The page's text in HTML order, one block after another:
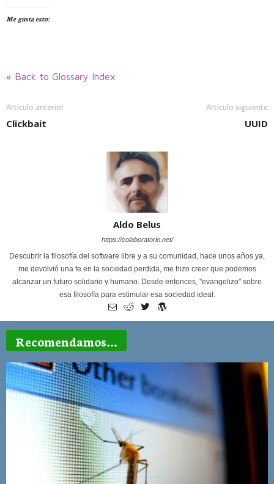
Me gusta esto:
« Back to Glossary Index
Artículo anterior
Clickbait
Artículo siguiente
UUID
Aldo Belus
https://colaboratorio.net/
Descubrir la filosofía del software libre y a su comunidad, hace unos años ya,
me devolvió una fe en la sociedad perdida, me hizo creer que podemos
alcanzar un futuro solidario y humano. Desde entonces, "evangelizo" sobre
esa filosofía para estimular esa sociedad ideal.
Recomendamos...